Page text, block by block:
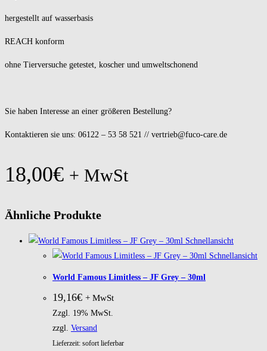
hergestellt auf wasserbasis
REACH konform
ohne Tierversuche getestet, koscher und umweltschonend
Sie haben Interesse an einer größeren Bestellung?
Kontaktieren sie uns: 06122 – 53 58 521 // vertrieb@fuco-care.de
18,00€ + MwSt
Ähnliche Produkte
Schnellansicht
Schnellansicht
World Famous Limitless – JF Grey – 30ml
19,16€ + MwSt
Zzgl. 19% MwSt.
zzgl. Versand
Lieferzeit: sofort lieferbar